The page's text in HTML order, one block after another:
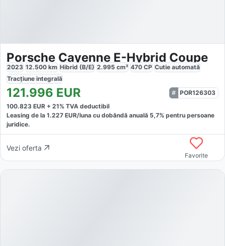
Porsche Cayenne E-Hybrid Coupe
2023 12.500 km Hibrid (B/E) 2.995 cm³ 470 CP Cutie automată
Tracțiune integrală
121.996 EUR
POR126303
100.823 EUR + 21% TVA deductibil
Leasing de la 1.227 EUR/luna cu dobăndă anuală 5,7% pentru persoane
juridice.
Vezi oferta
Favorite